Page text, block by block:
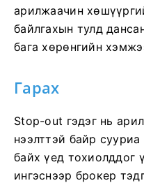
арилжаачин
байлгахын тулд
бага хөрөнгийн
Гарах
Stop-out гэдэг нь
нээлттэй байр сууриа
байх үед тохиолддог
ингэснээр брокер